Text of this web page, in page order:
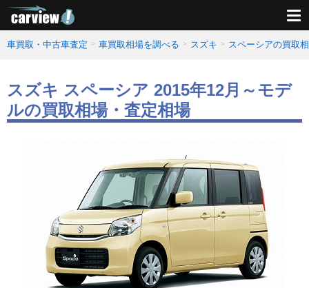
車買取・中古車査定 車買取相場を調べる スズキ スペーシアの買取
スズキ スペーシア 2015年12月～モデ
ルの買取相場・査定相場